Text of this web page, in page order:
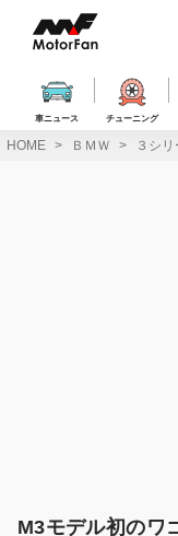
ス
車ニュース チューニング
HOME ＢＭＷ ３シ
M3モデル初のワ